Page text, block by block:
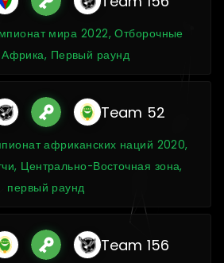
мира 2022, Отборочные
Африка, Первый раунд
Team 52
африканских наций 2020,
Центрально-Восточная зона,
первый раунд
Team 156